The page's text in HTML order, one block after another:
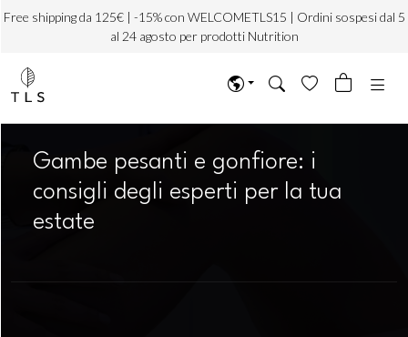
Free shipping da 125€ | -15% con WELCOMETLS15 | Ordini sospesi dal 5
al 24 agosto per prodotti Nutrition
Gambe pesanti e gonfiore: i
consigli degli esperti per la tua
estate